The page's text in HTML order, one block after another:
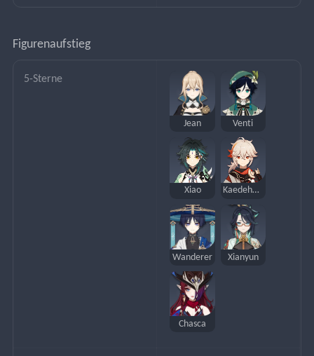
Figurenaufstieg
5-Sterne
Jean Venti
Xiao Kaedehara Kazuha
Wanderer Xianyun
Chasca